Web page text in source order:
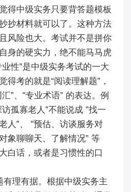
得中级实务只要背答题模板
抄材料就可以了。这种方法
风险也大。考试并不是拼你
身的硬实力，绝不能马马虎
性”是中级实务考试的一大
得考的就是“阅读理解题”，
”、"专业术语” 的表达。例
孤寡老人”不能说成 ”找一
人”、 "预估、访谈服务对
象聊聊天、了解情况” 等
白话，或者是习惯性的口
有理有据。根据中级实务主